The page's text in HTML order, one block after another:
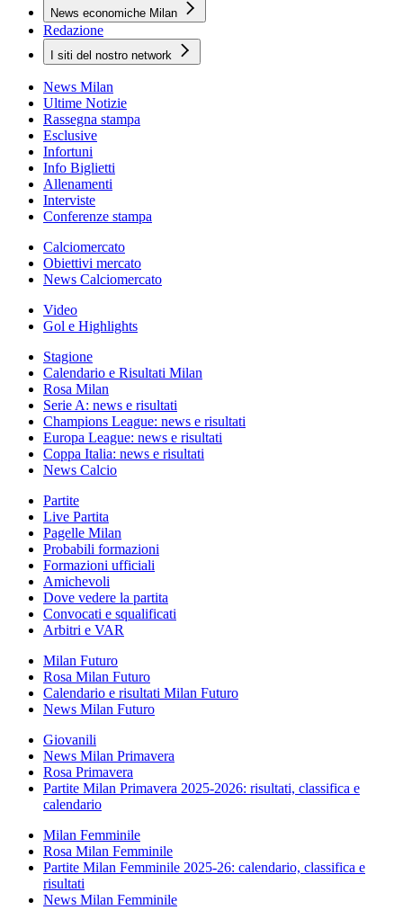
News economiche Milan
Redazione
I siti del nostro network
News Milan
Ultime Notizie
Rassegna stampa
Esclusive
Infortuni
Info Biglietti
Allenamenti
Interviste
Conferenze stampa
Calciomercato
Obiettivi mercato
News Calciomercato
Video
Gol e Highlights
Stagione
Calendario e Risultati Milan
Rosa Milan
Serie A: news e risultati
Champions League: news e risultati
Europa League: news e risultati
Coppa Italia: news e risultati
News Calcio
Partite
Live Partita
Pagelle Milan
Probabili formazioni
Formazioni ufficiali
Amichevoli
Dove vedere la partita
Convocati e squalificati
Arbitri e VAR
Milan Futuro
Rosa Milan Futuro
Calendario e risultati Milan Futuro
News Milan Futuro
Giovanili
News Milan Primavera
Rosa Primavera
Partite Milan Primavera 2025-2026: risultati, classifica e
calendario
Milan Femminile
Rosa Milan Femminile
Partite Milan Femminile 2025-26: calendario, classifica e
risultati
News Milan Femminile